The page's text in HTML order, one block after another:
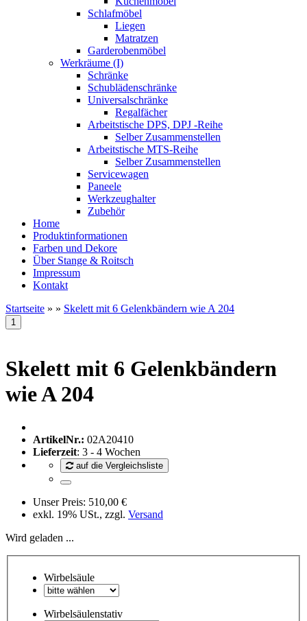
Schlafmöbel
Liegen
Matratzen
Garderobenmöbel
Werkräume (I)
Schränke
Schublädenschränke
Universalschränke
Regalfächer
Arbeitstische DPS, DPJ -Reihe
Selber Zusammenstellen
Arbeitstische MTS-Reihe
Selber Zusammenstellen
Servicewagen
Paneele
Werkzeughalter
Zubehör
Home
Produktinformationen
Farben und Dekore
Über Stange & Roitsch
Impressum
Kontakt
Startseite » » Skelett mit 6 Gelenkbändern wie A 204
Skelett mit 6 Gelenkbändern
wie A 204
ArtikelNr.: 02A20410
Lieferzeit: 3 - 4 Wochen
auf die Vergleichsliste
Unser Preis: 510,00 €
exkl. 19% USt., zzgl. Versand
Wird geladen ...
Wirbelsäule
Wirbelsäulenstativ